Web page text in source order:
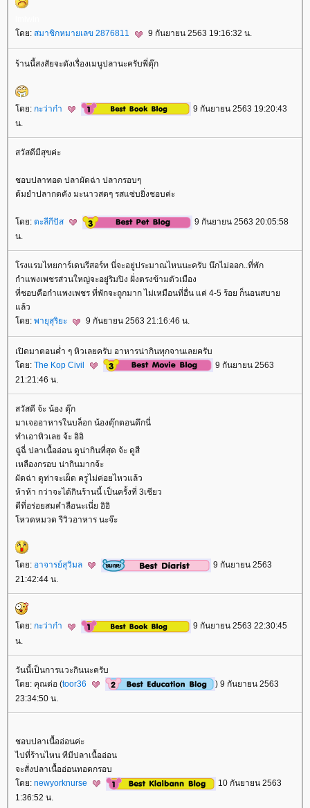
ดย: สมาชิกหมายเลข 2876811 9 กันยายน 2563 19:16:32 น.
ร้านนี้สงสัยจะดังเรื่องเมนูปลานะครับพี่ตุ๊ก
ดย: กะว่าก๋า
9 กันยายน 2563 19:20:43
น.
สวัสดีมีสุขค่ะ
ชอบปลาทอด ปลาผัดฉ่า ปลากรอบๆ
ต้มยำปลากดคัง มะนาวสดๆ รสแซ่บยิ่งชอบค่ะ
ดย: ตะลีกีปัส
9 กันยายน 2563 20:05:58
น.
รงแรมไทยการ์เดนรีสอร์ท นี่จะอยู่ประมาณไหนนะครับ นึกไม่ออก..ที่พัก
กำแพงเพชรส่วนใหญ่จะอยู่ริมปิง ฝั่งตรงข้ามตัวเมือง
ที่ชอบคือกำแพงเพชร ที่พักจะถูกมาก ไม่เหมือนที่อื่น แค่ 4-5 ร้อย ก็นอนสบา
ล้ว
ดย: พายุสุริยะ 9 กันยายน 2563 21:16:46 น.
เปิดมาตอนค่ำ ๆ หิวเลยครับ อาหารน่ากินทุกจานเลยครับ
ดย: The Kop Civil
9 กันยายน 2563
21:21:46 น.
สวัสดี จ้ะ น้อง ตุ๊ก
มาเจออาหารในบล็อก น้องตุ๊กตอนดึกนี่
ทำเอาหิวเลย จ้ะ อิอิ
ฉู่ฉี่ ปลาเนื้ออ่อน ดูน่ากินที่สุด จ้ะ ดูสี
เหลืองกรอบ น่ากินมากจ้ะ
ผัดฉ่า ดูท่าจะเผ็ด ครูไม่ค่อยไหวแล้ว
ห้าห้า กว่าจะได้กินร้านนี้ เป็นครั้งที่ 3เชียว
ดีที่อร่อยสมคำลือนะเนี่ย อิอิ
หวดหมวด รีวิวอาหาร นะจ๊ะ
ดย: อาจารย์สุวิมล
9 กันยายน 2563
21:42:44 น.
ดย: กะว่าก๋า
9 กันยายน 2563 22:30:45
น.
วันนี้เป็นการแวะกินนะครับ
ดย: คุณต่อ (toor36
) 9 กันยายน 2563
23:34:50 น.
ชอบปลาเนื้ออ่อนค่ะ
ไปที่ร้านไหน ทีมีปลาเนื้ออ่อน
จะสั่งปลาเนื้ออ่อนทอดกรอบ
ดย: newyorknurse
10 กันยายน 2563
1:36:52 น.